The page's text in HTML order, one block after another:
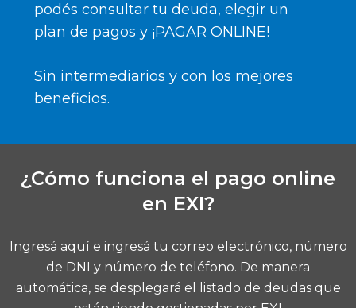
podés consultar tu deuda, elegir un
plan de pagos y ¡PAGAR ONLINE!
Sin intermediarios y con los mejores
beneficios.
¿Cómo funciona el pago online
en EXI?
Ingresá aquí e ingresá tu correo electrónico, número
de DNI y número de teléfono. De manera
automática, se desplegará el listado de deudas que